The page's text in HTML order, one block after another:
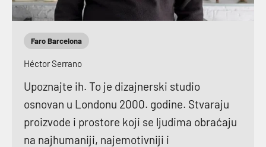
Faro Barcelona
Héctor Serrano
Upoznajte ih. To je dizajnerski studio
osnovan u Londonu 2000. godine. Stvaraju
proizvode i prostore koji se ljudima obraćaju
na najhumaniji, najemotivniji i